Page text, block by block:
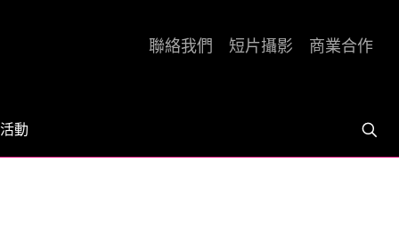
活動
聯絡我們 短片攝影 商業合作